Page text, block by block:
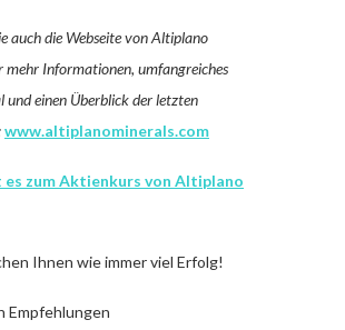
auch die Webseite von Altiplano
mehr Informationen, umfangreiches
und einen Überblick der letzten
www.altiplanominerals.com
es zum Aktienkurs von Altiplano
Ihnen wie immer viel Erfolg!
Empfehlungen